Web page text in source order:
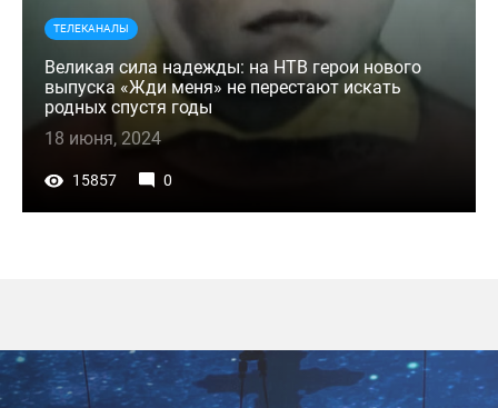
ТЕЛЕКАНАЛЫ
Великая сила надежды: на НТВ герои нового
выпуска «Жди меня» не перестают искать
родных спустя годы
18 июня, 2024
15857 0